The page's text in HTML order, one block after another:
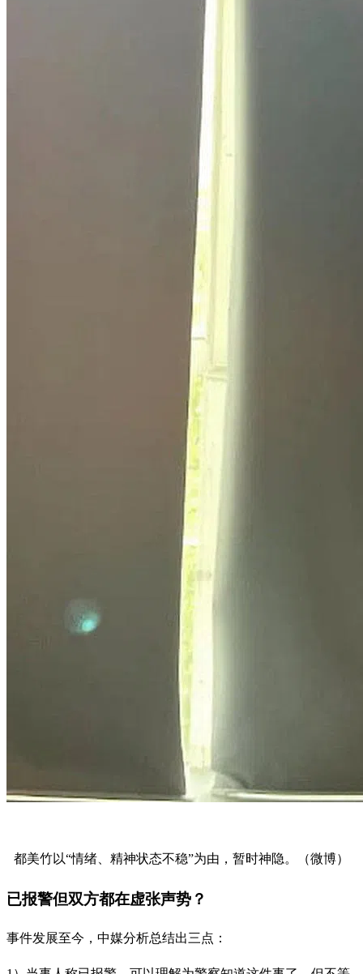
都美竹以“情绪、精神状态不稳”为由，暂时神隐。（微博）
已报警但双方都在虚张声势？
事件发展至今，中媒分析总结出三点：